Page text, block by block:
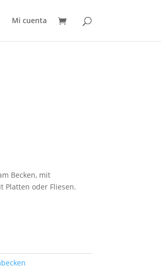
Mi cuenta
Becken, mit
Platten oder Fliesen.